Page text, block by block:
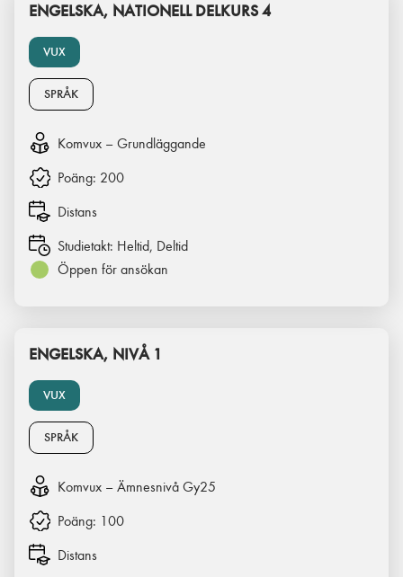
VUX
ENGELSKA, NATIONELL DELKURS 4
SPRÅK
Komvux – Grundläggande
Poäng: 200
Distans
Studietakt: Heltid, Deltid
Öppen för ansökan
VUX
ENGELSKA, NIVÅ 1
SPRÅK
Komvux – Ämnesnivå Gy25
Poäng: 100
Distans